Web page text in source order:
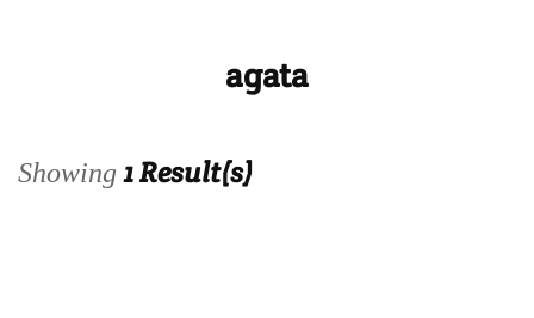
agata
Showing1 Result(s)